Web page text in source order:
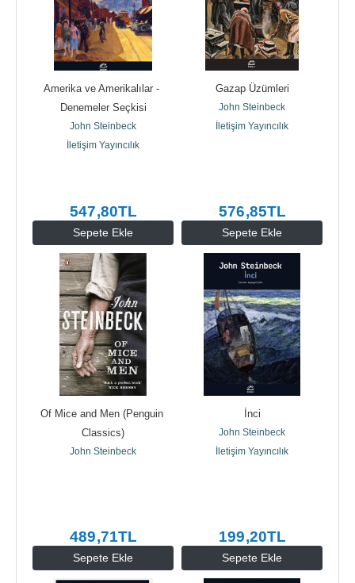
Sepete Ekle
Amerika ve Amerikalılar -
Denemeler Seçkisi
John Steinbeck
İletişim Yayıncılık
547,80TL
Sepete Ekle
Gazap Üzümleri
John Steinbeck
İletişim Yayıncılık
576,85TL
Sepete Ekle
Of Mice and Men (Penguin
Classics)
John Steinbeck
489,71TL
Sepete Ekle
İnci
John Steinbeck
İletişim Yayıncılık
199,20TL